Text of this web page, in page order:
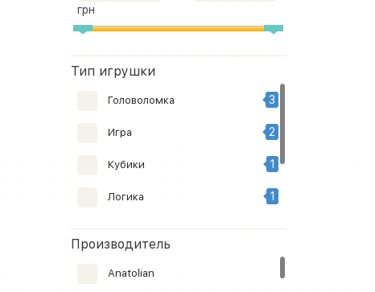
грн
Тип игрушки
Головоломка 3
Игра 2
Кубики 1
Логика 1
Настольная игра 135
Производитель
Anatolian